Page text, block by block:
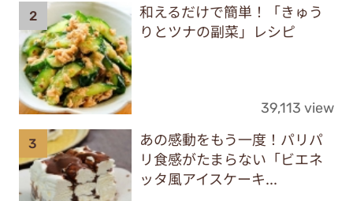
和えるだけで簡単！「きゅう
りとツナの副菜」レシピ
39,113 view
あの感動をもう一度！パリパ
リ食感がたまらない「ビエネ
ッタ風アイスケーキ...